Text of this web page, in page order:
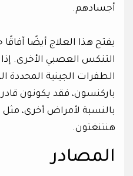
أجسادهم.
يفتح هذا العلاج أيضًا
التنكس العصبي الأخرى.
الطفرات الجينية
باركنسون، فقد يكونون
بالنسبة لأمراض أخرى،
هنتنغتون.
المصادر